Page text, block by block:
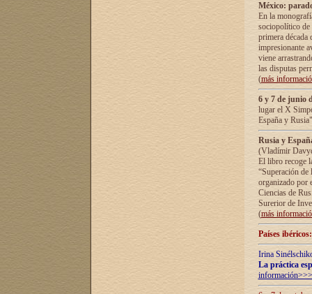
México:
En la
sociopolítico de
primera década
impresionante
viene
las disputas
(más
6 y 7 de junio
lugar el X
España y
Rusia y
(Vladímir
El libro recoge
“Superación
organizado por
Ciencias de
Surerior de
(más
Países
Irina
La práctica
información>>>